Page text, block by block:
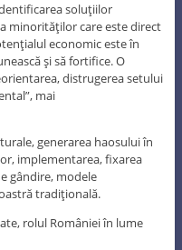
soluţiilor
minorităţilor care este direct
economic este în
şi să fortifice. O
distrugerea setului
mai
generarea haosului în
implementarea, fixarea
gândire, modele
tradiţională.
rolul României în lume